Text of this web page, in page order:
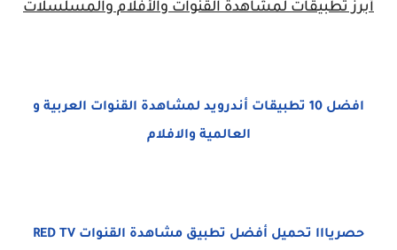
أبرز تطبيقات لمشاهدة القنوات والأفلام والمسلسلات
افضل 10 تطبيقات أندرويد لمشاهدة القنوات العربية و
العالمية والافلام
حصريااا تحميل أفضل تطبيق مشاهدة القنوات RED TV